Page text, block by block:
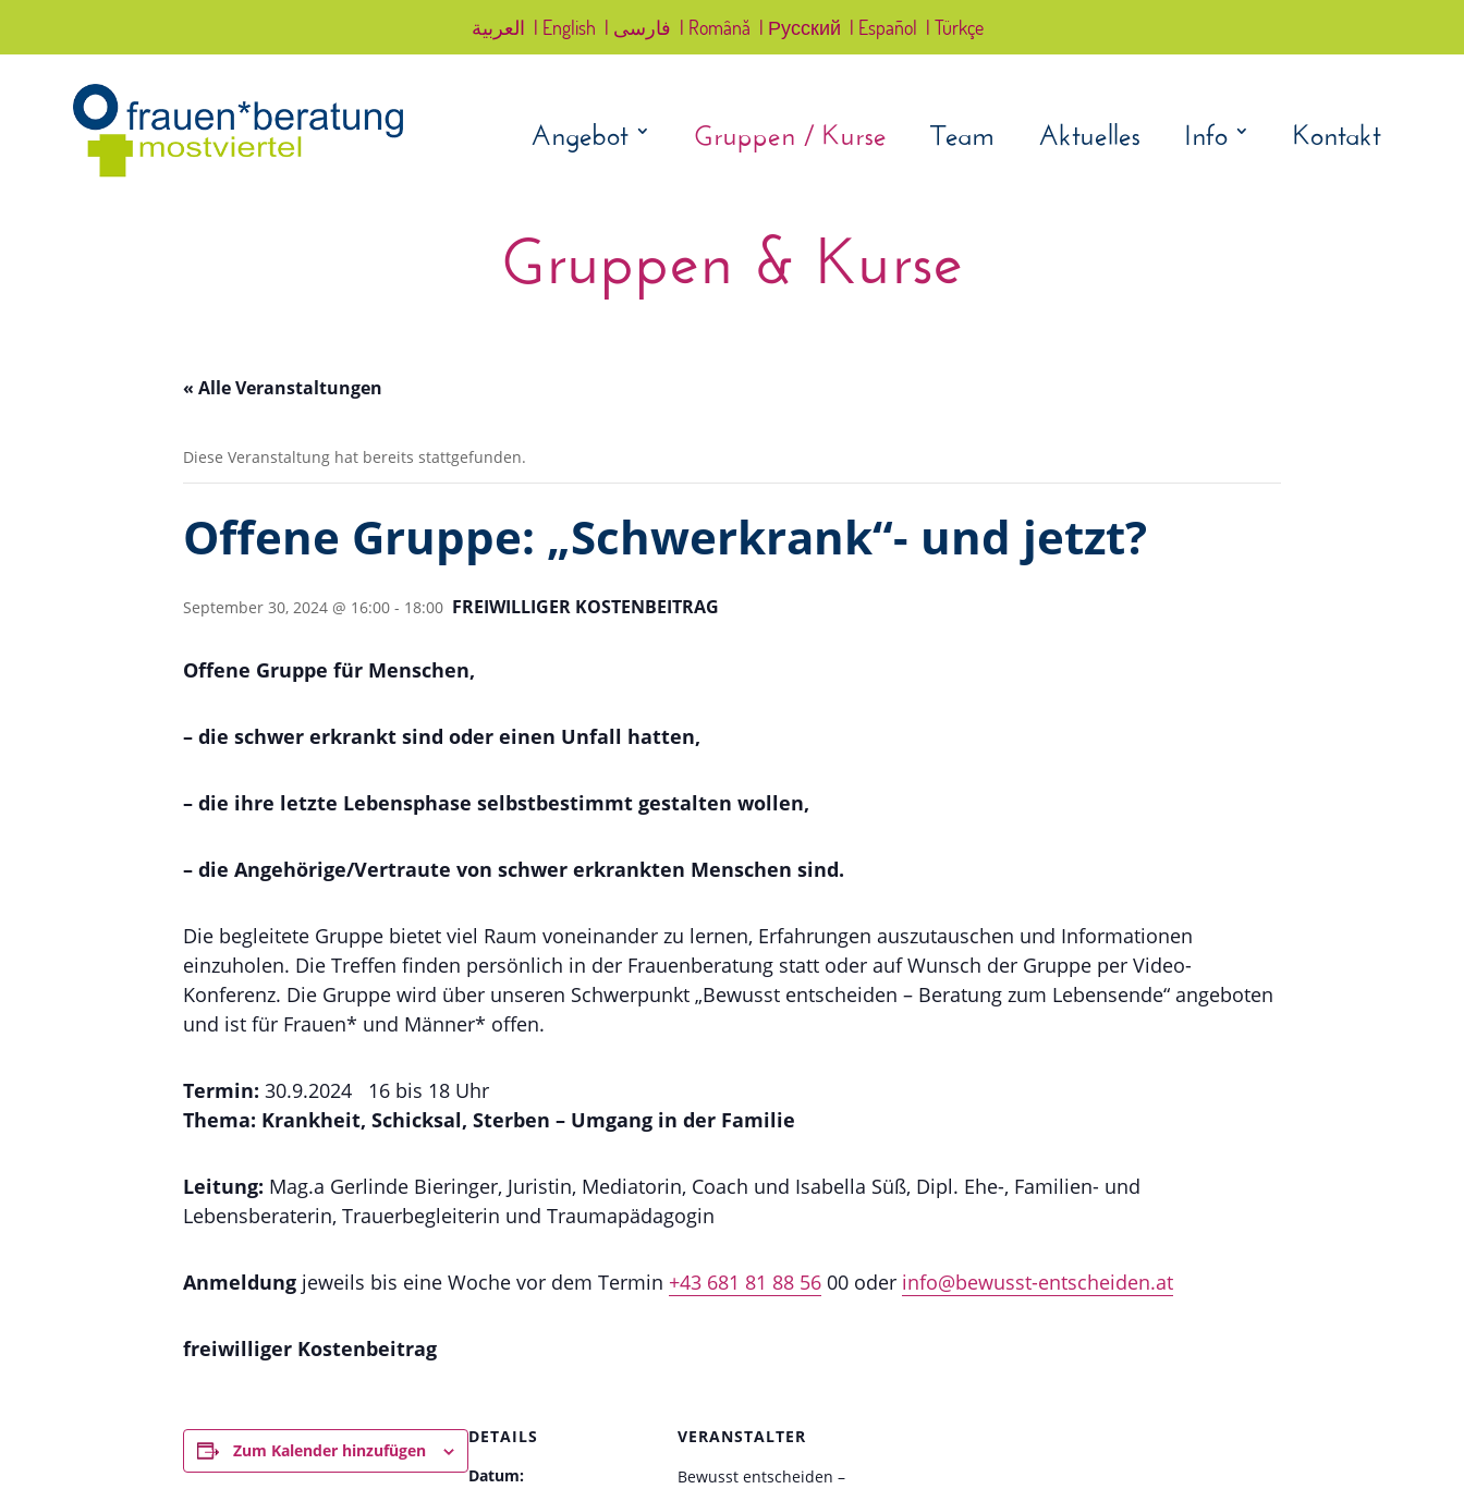
العربية | English | فارسی | Română | Русский | Español | Türkçe
Angebot Gruppen / Kurse Team Aktuelles Info Kontakt
Gruppen & Kurse
« Alle Veranstaltungen
Diese Veranstaltung hat bereits stattgefunden.
Offene Gruppe: „Schwerkrank“- und jetzt?
September 30, 2024 @ 16:00 - 18:00 FREIWILLIGER KOSTENBEITRAG
Offene Gruppe für Menschen,
– die schwer erkrankt sind oder einen Unfall hatten,
– die ihre letzte Lebensphase selbstbestimmt gestalten wollen,
– die Angehörige/Vertraute von schwer erkrankten Menschen sind.
Die begleitete Gruppe bietet viel Raum voneinander zu lernen, Erfahrungen auszutauschen und Informationen
einzuholen. Die Treffen finden persönlich in der Frauenberatung statt oder auf Wunsch der Gruppe per Video-
Konferenz. Die Gruppe wird über unseren Schwerpunkt „Bewusst entscheiden – Beratung zum Lebensende“ angeboten
und ist für Frauen* und Männer* offen.
Termin: 30.9.2024 16 bis 18 Uhr
Thema: Krankheit, Schicksal, Sterben – Umgang in der Familie
Leitung: Mag.a Gerlinde Bieringer, Juristin, Mediatorin, Coach und Isabella Süß, Dipl. Ehe-, Familien- und
Lebensberaterin, Trauerbegleiterin und Traumapädagogin
Anmeldung jeweils bis eine Woche vor dem Termin +43 681 81 88 56 00 oder info@bewusst-entscheiden.at
freiwilliger Kostenbeitrag
Zum Kalender hinzufügen
DETAILS
Datum:
VERANSTALTER
Bewusst entscheiden –